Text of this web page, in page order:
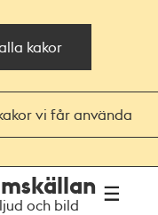
kakor
vi får använda
och bild